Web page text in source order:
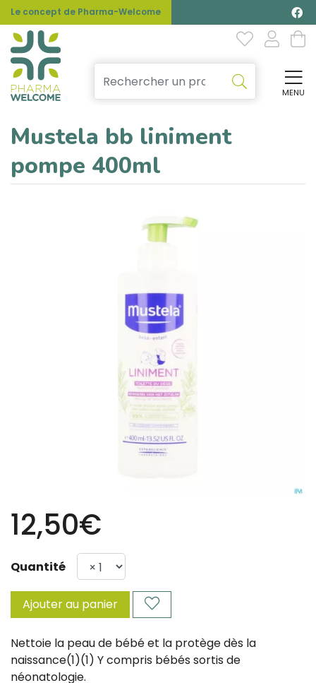
Le concept de Pharma-Welcome
MENU
Mustela bb liniment
pompe 400ml
12,50€
Quantité
Ajouter au panier
Nettoie la peau de bébé et la protège dès la
naissance(1)(1) Y compris bébés sortis de
néonatologie.